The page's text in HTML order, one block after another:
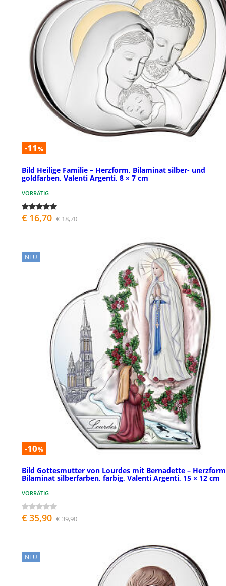
-11 %
Bild Heilige Familie – Herzform, Bilaminat silber- und
goldfarben, Valenti Argenti, 8 × 7 cm
VORRÄTIG
€ 16,70 € 18,70
NEU
-10%
Bild Gottesmutter von Lourdes mit Bernadette –
Bilaminat silberfarben, farbig, Valenti Argenti, 15 × 12 cm
VORRÄTIG
€ 35,90 € 39,90
NEU